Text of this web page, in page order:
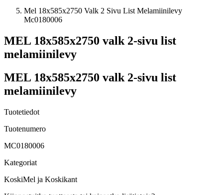
Mel 18x585x2750 Valk 2 Sivu List Melamiinilevy
Mc0180006
MEL 18x585x2750 valk 2-sivu list
melamiinilevy
MEL 18x585x2750 valk 2-sivu list
melamiinilevy
Tuotetiedot
Tuotenumero
MC0180006
Kategoriat
KoskiMel ja Koskikant